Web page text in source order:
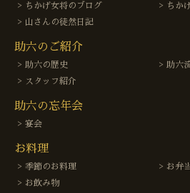
ちかげ女将のブログ
ちか
山さんの徒然日記
助六のご紹介
助六の歴史
助六
スタッフ紹介
助六の忘年会
宴会
お料理
季節のお料理
お弁
お飲み物